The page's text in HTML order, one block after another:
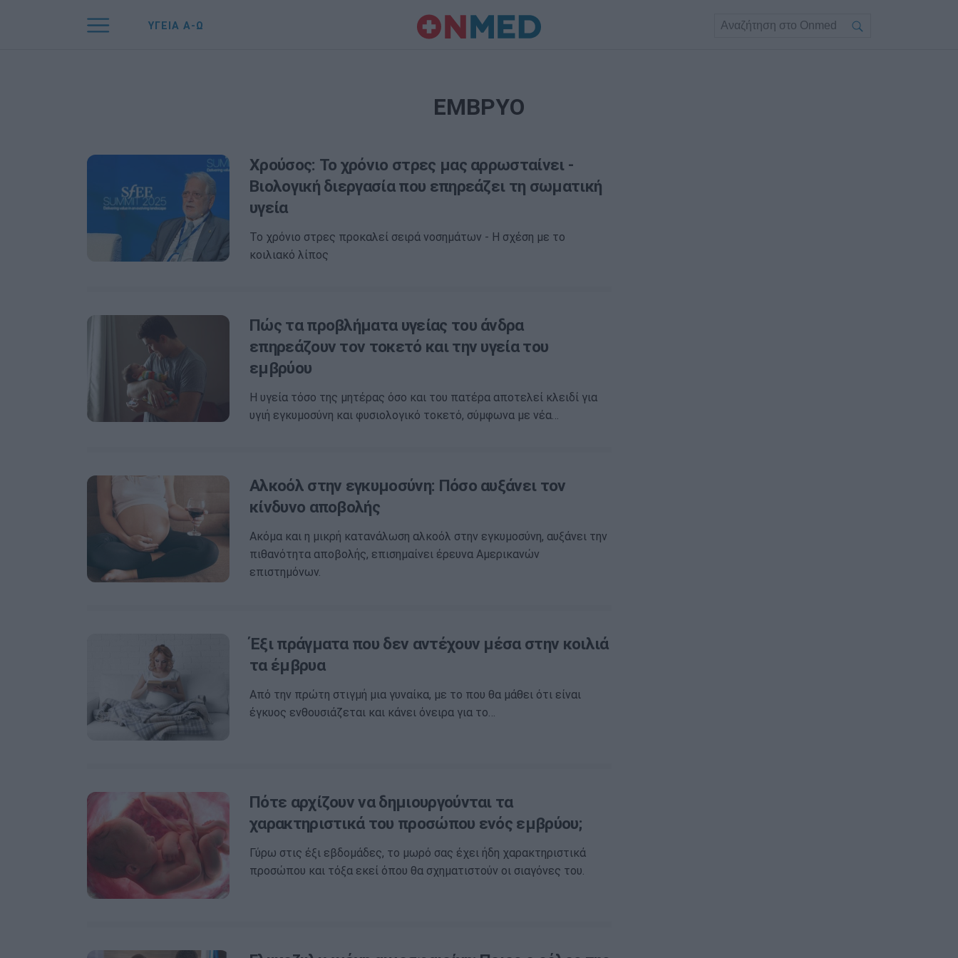
ΥΓΕΙΑ Α-Ω
ΕΜΒΡΥΟ
Χρούσος: Το χρόνιο στρες μας αρρωσταίνει -
Βιολογική διεργασία που επηρεάζει τη σωματική
υγεία
Το χρόνιο στρες προκαλεί σειρά νοσημάτων - Η σχέση με το
κοιλιακό λίπος
Πώς τα προβλήματα υγείας του άνδρα
επηρεάζουν τον τοκετό και την υγεία του
εμβρύου
Η υγεία τόσο της μητέρας όσο και του πατέρα αποτελεί κλειδί για
υγιή εγκυμοσύνη και φυσιολογικό τοκετό, σύμφωνα με νέα…
Αλκοόλ στην εγκυμοσύνη: Πόσο αυξάνει τον
κίνδυνο αποβολής
Ακόμα και η μικρή κατανάλωση αλκοόλ στην εγκυμοσύνη, αυξάνει την
πιθανότητα αποβολής, επισημαίνει έρευνα Αμερικανών
επιστημόνων.
Έξι πράγματα που δεν αντέχουν μέσα στην κοιλιά
τα έμβρυα
Από την πρώτη στιγμή μια γυναίκα, με το που θα μάθει ότι είναι
έγκυος ενθουσιάζεται και κάνει όνειρα για το…
Πότε αρχίζουν να δημιουργούνται τα
χαρακτηριστικά του προσώπου ενός εμβρύου;
Γύρω στις έξι εβδομάδες, το μωρό σας έχει ήδη χαρακτηριστικά
προσώπου και τόξα εκεί όπου θα σχηματιστούν οι σιαγόνες του.